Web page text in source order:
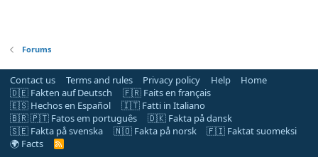
Forums
Contact us Terms and rules Privacy policy Help
Home
🇩🇪 Fakten auf Deutsch
🇫🇷 Faits en français
🇪🇸 Hechos en Español
🇮🇹 Fatti in Italiano
🇧🇷 🇵🇹 Fatos em português
🇩🇰 Fakta på dansk
🇸🇪 Fakta på svenska
🇳🇴 Fakta på norsk
🇫🇮 Faktat suomeksi
🌍 Facts
R